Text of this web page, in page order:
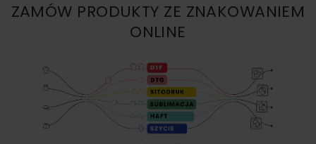
ZAMÓW PRODUKTY ZE ZNAKOWANIEM
ONLINE